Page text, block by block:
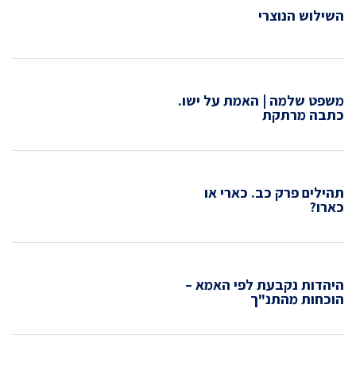
השילוש הנוצרי
משפט שלמה | האמת על ישו.
כתבה מרתקת
תהילים פרק כב. כארי או
כארו?
היהדות נקבעת לפי האמא –
הוכחות מהתנ"ך